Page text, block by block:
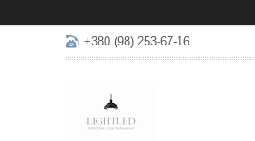
+380 (98) 253-67-16